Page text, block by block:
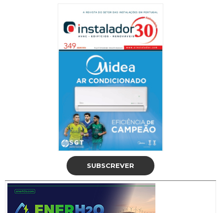
SUBSCREVER